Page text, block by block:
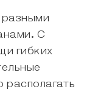
С
гибких